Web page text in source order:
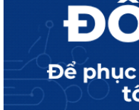
Công khai tình hình tiếp
30/7/2026
Công khai tình hình tiếp
31/7/2026
Công khai tình hình tiếp